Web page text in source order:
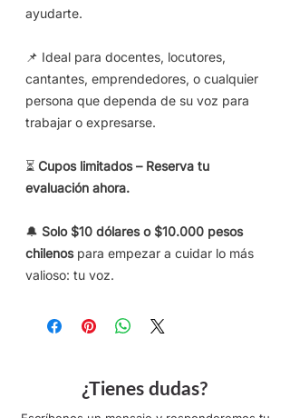
ayudarte.
📌 Ideal para docentes, locutores,
cantantes, emprendedores, o cualquier
persona que dependa de su voz para
trabajar o expresarse.
⏳ Cupos limitados – Reserva tu
evaluación ahora.
🔔 Solo $10 dólares o $10.000 pesos
chilenospara empezar a cuidar lo más
valioso: tu voz.
¿Tienes dudas?